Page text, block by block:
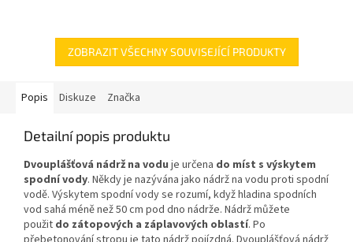
vybaven 2 šrouby pro...
ZOBRAZIT VŠECHNY SOUVISEJÍCÍ PRODUKTY
Popis Diskuze Značka
Detailní popis produktu
Dvouplášťová nádrž na vodu je určena do míst s výskytem
spodní vody. Někdy je nazývána jako nádrž na vodu proti spodní
vodě. Výskytem spodní vody se rozumí, když hladina spodních
vod sahá méně než 50 cm pod dno nádrže. Nádrž můžete
použit do zátopových a záplavových oblastí. Po